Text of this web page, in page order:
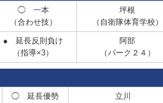
◯ 一本
（合わせ技）
坪根
（自衛隊体育学校）
● 延長反則負け
（指導×3）
阿部
（パーク２４）
◯ 延長優勢 立川